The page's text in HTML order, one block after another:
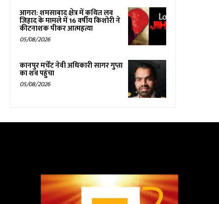
आगरा: शमसाबाद क्षेत्र में कथित लव
जिहाद के मामले में 16 वर्षीय किशोरी ने
कीटनाशक पीकर आत्महत्या
05/08/2026
कानपुर मर्चेंट नेवी अधिकारी सागर गुप्ता
का शव पहुंचा
05/08/2026